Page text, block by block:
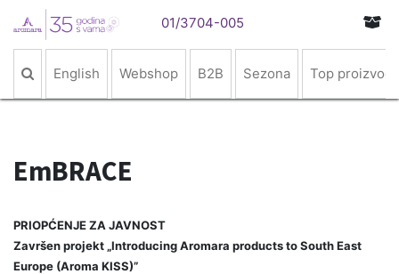
01/3704-005
English Webshop B2B Sezona Top proizvodi
EmBRACE
PRIOPĆENJE ZA JAVNOST
Završen projekt „Introducing Aromara products to South East
Europe (Aroma KISS)”